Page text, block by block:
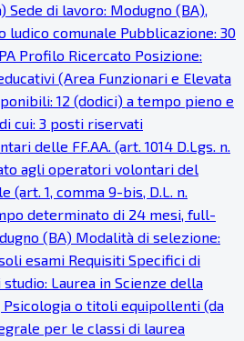
Sede di lavoro: Modugno (BA),
comunale Pubblicazione: 30
Profilo Ricercato Posizione:
(Area Funzionari e Elevata
12 (dodici) a tempo pieno e
cui: 3 posti riservati
delle FF.AA. (art. 1014 D.Lgs. n.
agli operatori volontari del
(art. 1, comma 9-bis, D.L. n.
determinato di 24 mesi, full-
(BA) Modalità di selezione:
esami Requisiti Specifici di
Laurea in Scienze della
Psicologia o titoli equipollenti (da
per le classi di laurea